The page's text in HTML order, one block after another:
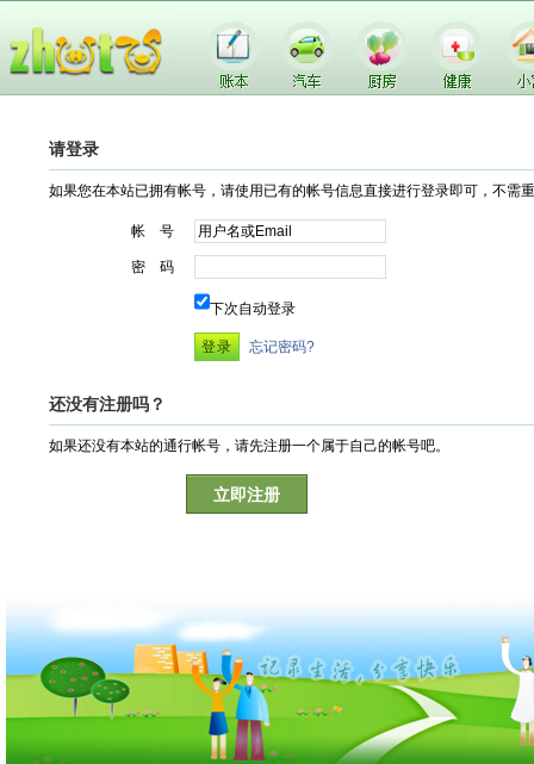
请登录
如果您在本站已拥有帐号，请使用已有的帐号信息直接进行登录即可，不需
帐 号
密 码
下次自动登录
忘记密码?
还没有注册吗？
如果还没有本站的通行帐号，请先注册一个属于自己的帐号吧。
立即注册